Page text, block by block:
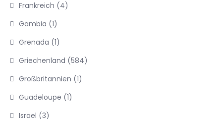
Frankreich (4)
Gambia (1)
Grenada (1)
Griechenland (584)
Großbritannien (1)
Guadeloupe (1)
Israel (3)